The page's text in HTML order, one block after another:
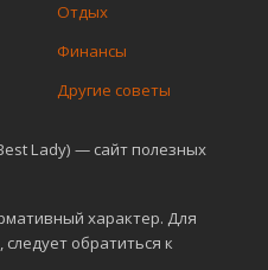
Lady) — сайт полезных
характер. Для
обратиться к
Отдых
Финансы
Другие советы